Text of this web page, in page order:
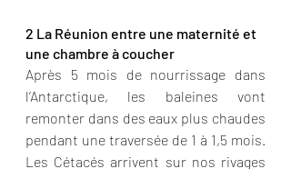
2 La Réunion entre une maternité et
une chambre à coucher
Après 5 mois de nourrissage dans
l’Antarctique, les baleines vont
remonter dans des eaux plus chaudes
pendant une traversée de 1 à 1,5 mois.
Les Cétacés arrivent sur nos rivages